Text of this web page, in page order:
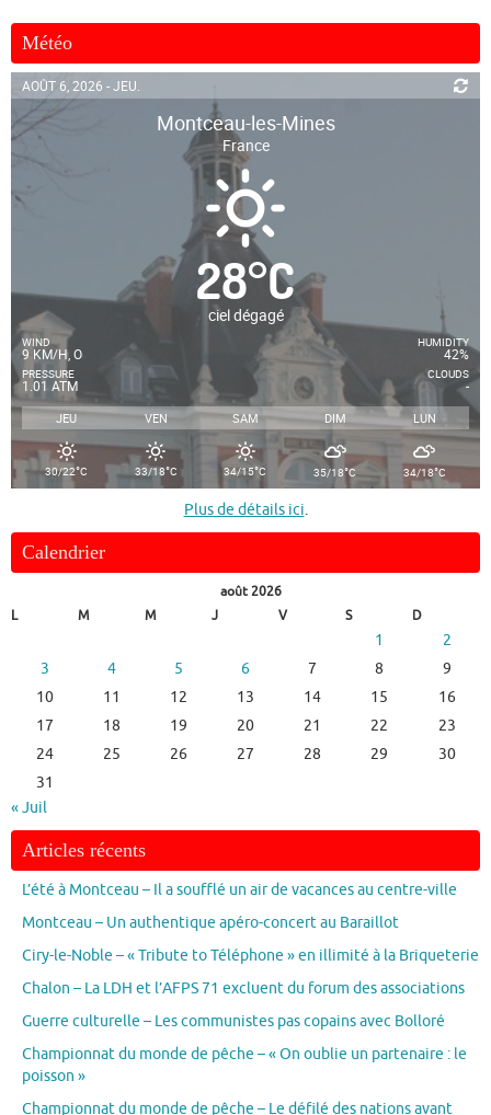
Météo
AOÛT 6, 2026 - JEU.
Montceau-les-Mines
France
28°C
ciel dégagé
WIND
9 KM/H, O
PRESSURE
1.01 ATM
HUMIDITY
42%
CLOUDS
-
JEU VEN SAM DIM LUN
30/22°C 33/18°C 34/15°C 35/18°C 34/18°C
Plus de détails ici.
Calendrier
août 2026
L
M M J V S D
1
2
3
4 5 6 7 8
9
10
11 12 13 14 15
16
17
18 19 20 21 22
23
24
25 26 27 28 29
30
31
« Juil
Articles récents
L’été à Montceau – Il a soufflé un air de vacances au centre-ville
Montceau – Un authentique apéro-concert au Baraillot
Ciry-le-Noble – « Tribute to Téléphone » en illimité à la Briqueterie
Chalon – La LDH et l’AFPS 71 excluent du forum des associations
Guerre culturelle – Les communistes pas copains avec Bolloré
Championnat du monde de pêche – « On oublie un partenaire : le
poisson »
Championnat du monde de pêche – Le défilé des nations avant